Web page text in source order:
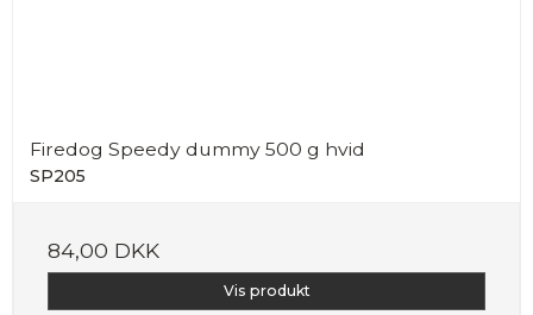
Firedog Speedy dummy 500 g hvid
SP205
84,00 DKK
Vis produkt